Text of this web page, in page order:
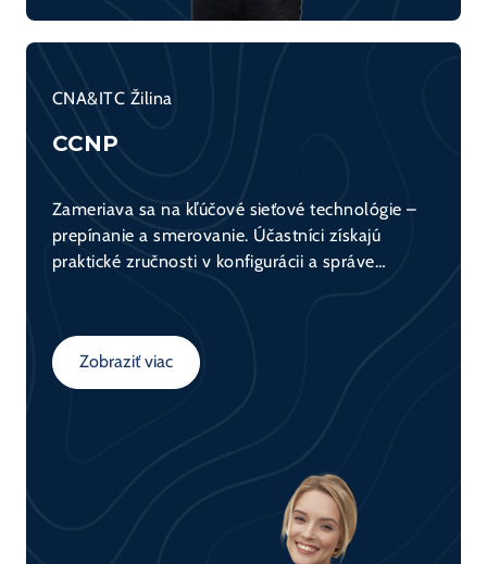
CNA&ITC Žilina
CCNP
Zameriava sa na kľúčové sieťové technológie –
prepínanie a smerovanie. Účastníci získajú
praktické zručnosti v konfigurácii a správe
sieťach. Kurz tvorí základ pre všetkých, ktorí sa
chcú venovať sieťovým technológiám.
Zobraziť viac